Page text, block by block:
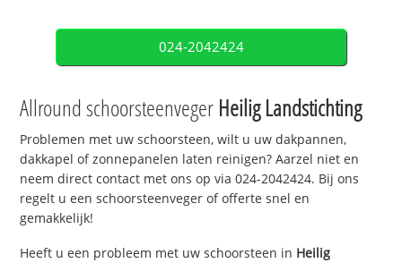
024-2042424
Allround schoorsteenveger Heilig Landstichting
Problemen met uw schoorsteen, wilt u uw dakpannen,
dakkapel of zonnepanelen laten reinigen? Aarzel niet en
neem direct contact met ons op via 024-2042424. Bij ons
regelt u een schoorsteenveger of offerte snel en
gemakkelijk!
Heeft u een probleem met uw schoorsteen in Heilig